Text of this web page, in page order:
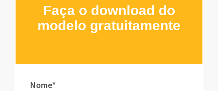
Faça o download do
modelo gratuitamente
Nome*